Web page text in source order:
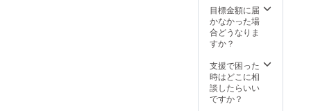
キ）
チュー
ブ軟質
塩化ビ
シ
目標金額に届
かなかった場
合どうなりま
すか？
支援で困った
時はどこに相
談したらいい
ですか？